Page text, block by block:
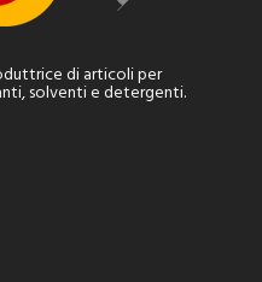
di articoli per
solventi e detergenti.